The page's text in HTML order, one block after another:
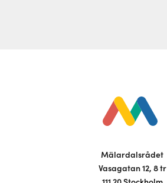
Mälardalsrådet
Vasagatan 12, 8 tr